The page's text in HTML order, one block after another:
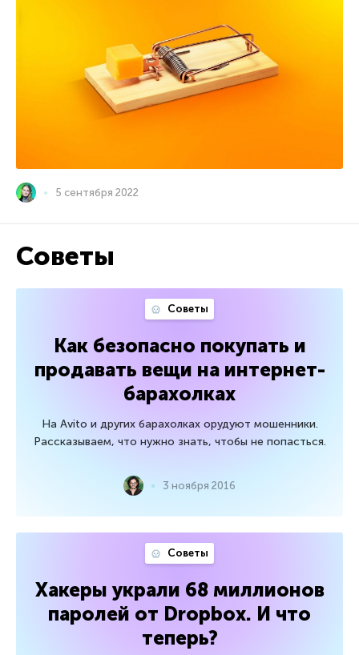
5 сентября 2022
Советы
Советы
Как безопасно покупать и
продавать вещи на интернет-
барахолках
На Avito и других барахолках орудуют мошенники.
Рассказываем, что нужно знать, чтобы не попасться.
3 ноября 2016
Советы
Хакеры украли 68 миллионов
паролей от Dropbox. И что
теперь?